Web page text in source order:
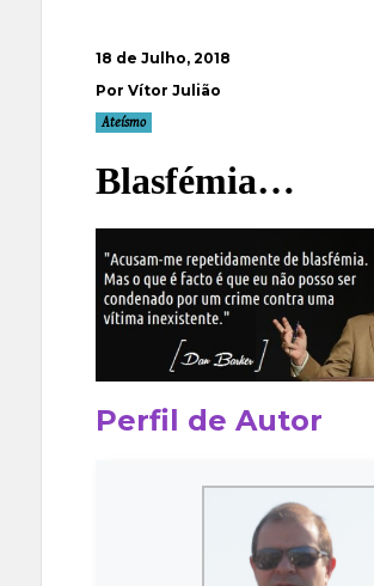
18 de Julho, 2018
Por Vítor Julião
Ateísmo
Blasfémia…
Perfil de Autor